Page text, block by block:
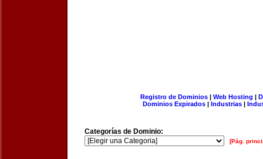
Registro de Dominios| Web Hosting |
Dominios Expirados | Industrias |
Categorías de Dominio:
[Pág.